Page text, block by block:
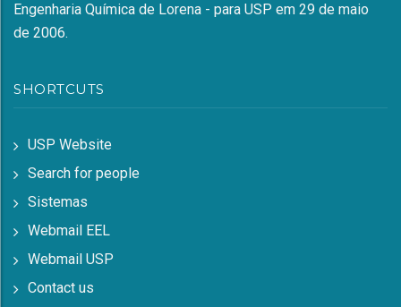
Engenharia Química de Lorena - para USP em 29 de maio
de 2006.
SHORTCUTS
USP Website
Search for people
Sistemas
Webmail EEL
Webmail USP
Contact us